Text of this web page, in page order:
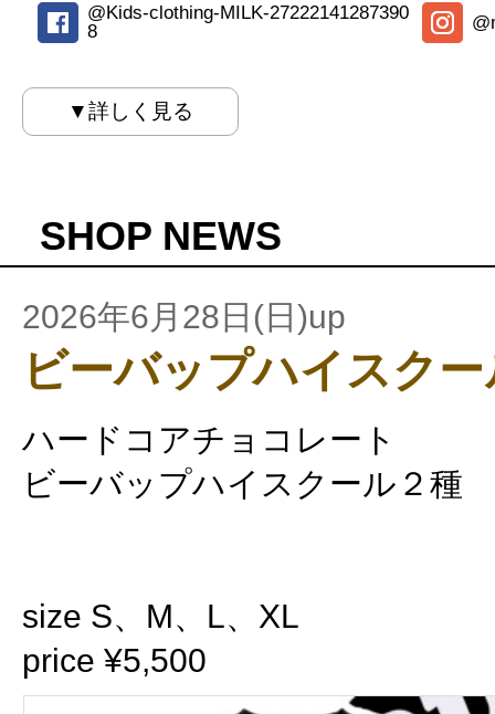
@Kids-clothing-MILK-27222141287390
8
▼詳しく見る
SHOP NEWS
2026年6月28日(日)up
ビーバップハイスク
ハードコアチョコレート
ビーバップハイスクール２種
size S、M、L、XL
price ¥5,500